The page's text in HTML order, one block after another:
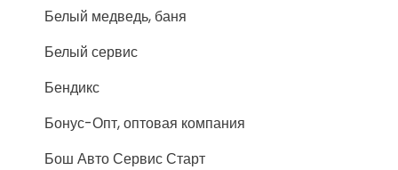
Белый медведь, баня
Белый сервис
Бендикс
Бонус-Опт, оптовая компания
Бош Авто Сервис Старт